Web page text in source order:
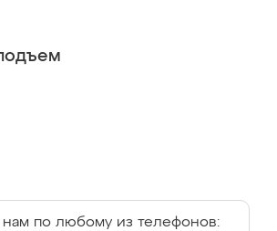
по любому из телефонов: